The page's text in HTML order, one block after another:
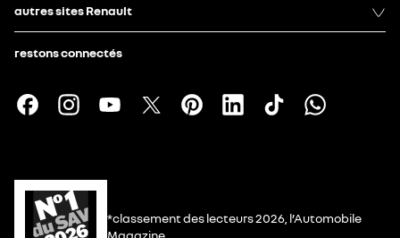
autres sites Renault
restons connectés
*classement des lecteurs 2026, l’Automobile